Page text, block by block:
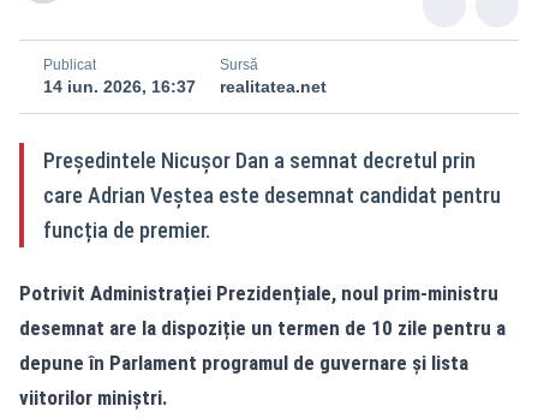
Publicat
14 iun. 2026, 16:37
Sursă
realitatea.net
Președintele Nicușor Dan a semnat decretul prin
care Adrian Veștea este desemnat candidat pentru
funcția de premier.
Potrivit Administrației Prezidențiale, noul prim-ministru
desemnat are la dispoziție un termen de 10 zile pentru a
depune în Parlament programul de guvernare și lista
viitorilor miniștri.